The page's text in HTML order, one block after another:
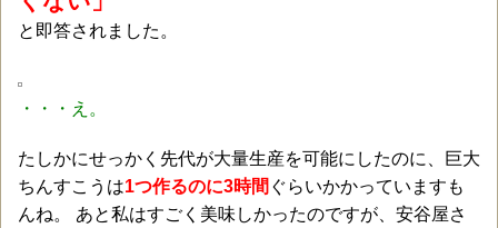
と即答されました。
・・・え。
たしかにせっかく先代が大量生産を可能にしたのに、巨大
ちんすこうは1つ作るのに3時間 ぐらいかかっていますも
んね。 あと私はすごく美味しかったのですが、安谷屋さ